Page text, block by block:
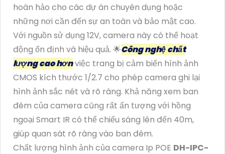
hoàn hảo cho các dự án chuyên dụng hoặc
những nơi cần đến sự an toàn và bảo mật cao.
Với nguồn sử dụng 12V, camera này có thể hoạt
động ổn định và hiệu quả. 🌟Công nghệ chất
lượng cao hơnviệc trang bị cảm biến hình ảnh
CMOS kích thước 1/2.7 cho phép camera ghi lại
hình ảnh sắc nét và rõ ràng. Khả năng xem ban
đêm của camera cũng rất ấn tượng với hồng
ngoại Smart IR có thể chiếu sáng lên đến 40m,
giúp quan sát rõ ràng vào ban đêm.
Chất lượng hình ảnh của camera Ip POE DH-IPC-